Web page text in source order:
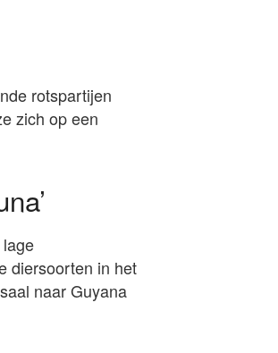
rotspartijen
zich op een
diersoorten in het
naar Guyana